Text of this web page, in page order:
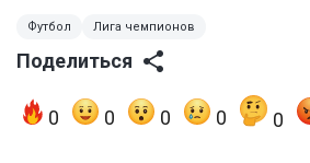
Футбол Лига чемпионов
Поделиться
0 0 0 0 0